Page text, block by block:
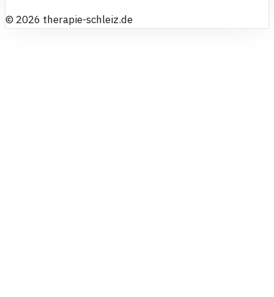
© 2026 therapie-schleiz.de